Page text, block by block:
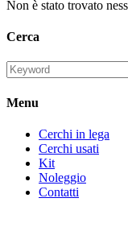
Non è stato trovato
Cerca
Menu
Cerchi in lega
Cerchi usati
Kit
Noleggio
Contatti